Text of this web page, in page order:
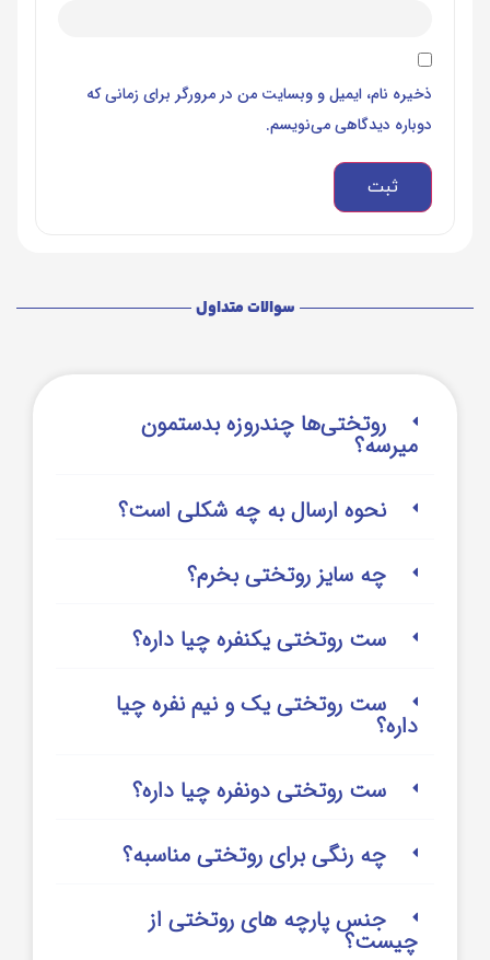
ذخیره نام، ایمیل و وبسایت من در مرورگر برای زمانی که
دوباره دیدگاهی می‌نویسم.
سوالات متداول
روتختی‌‌ها چندروزه بدستمون
میرسه؟
نحوه ارسال به چه شکلی است؟
چه سایز روتختی بخرم؟
ست روتختی یکنفره چیا داره؟
ست روتختی یک و نیم نفره چیا
داره؟
ست روتختی دونفره چیا داره؟
چه رنگی برای روتختی مناسبه؟
جنس پارچه های روتختی از
چیست؟